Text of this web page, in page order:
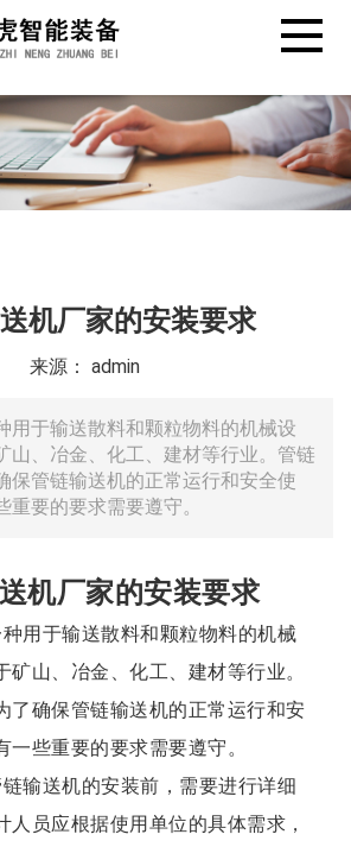
机厂家的安装要求
来源： admin
用于输送散料和颗粒物料的机械设
山、冶金、化工、建材等行业。管链
保管链输送机的正常运行和安全使
重要的要求需要遵守。
机厂家的安装要求
用于输送散料和颗粒物料的机械
矿山、冶金、化工、建材等行业。
了确保管链输送机的正常运行和安
一些重要的要求需要遵守。
输送机的安装前，需要进行详细
人员应根据使用单位的具体需求，